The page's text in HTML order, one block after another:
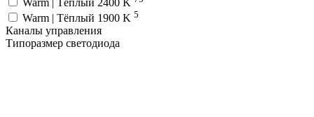
Warm | Тёплый 1900 K 5
Каналы управления
Типоразмер светодиода